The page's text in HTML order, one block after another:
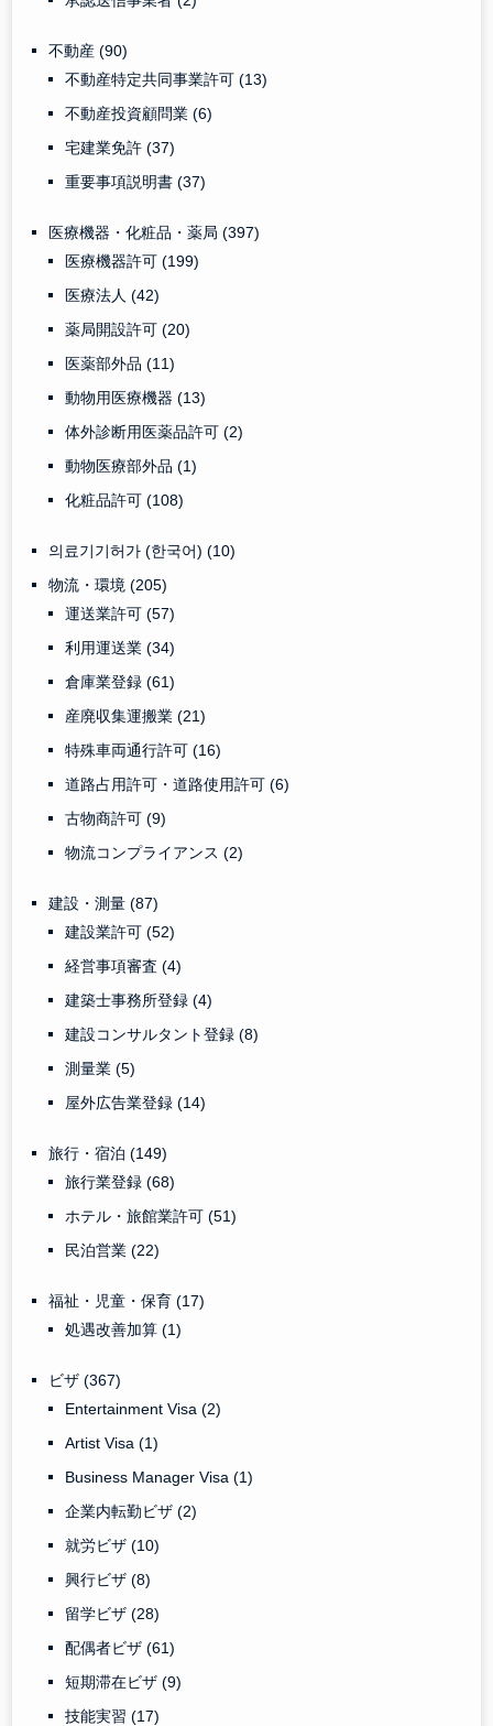
不動産(90)
不動産特定共同事業許可(13)
不動産投資顧問業(6)
宅建業免許(37)
重要事項説明書(37)
医療機器・化粧品・薬局(397)
医療機器許可(199)
医療法人(42)
薬局開設許可(20)
医薬部外品(11)
動物用医療機器(13)
体外診断用医薬品許可(2)
動物医療部外品(1)
化粧品許可(108)
의료기기허가 (한국어)(10)
物流・環境(205)
運送業許可(57)
利用運送業(34)
倉庫業登録(61)
産廃収集運搬業(21)
特殊車両通行許可(16)
道路占用許可・道路使用許可(6)
古物商許可(9)
物流コンプライアンス(2)
建設・測量(87)
建設業許可(52)
経営事項審査(4)
建築士事務所登録(4)
建設コンサルタント登録(8)
測量業(5)
屋外広告業登録(14)
旅行・宿泊(149)
旅行業登録(68)
ホテル・旅館業許可(51)
民泊営業(22)
福祉・児童・保育(17)
処遇改善加算(1)
ビザ(367)
Entertainment Visa(2)
Artist Visa(1)
Business Manager Visa(1)
企業内転勤ビザ(2)
就労ビザ(10)
興行ビザ(8)
留学ビザ(28)
配偶者ビザ(61)
短期滞在ビザ(9)
技能実習(17)